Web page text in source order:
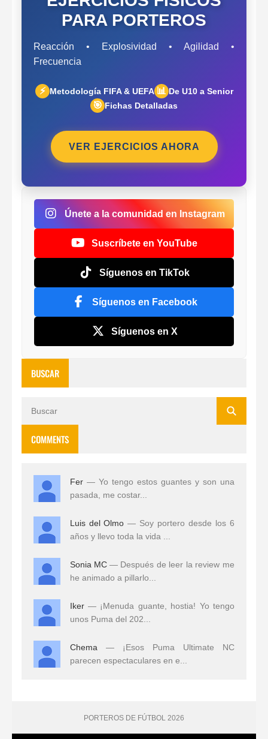
PARA PORTEROS
Reacción • Explosividad • Agilidad •
Frecuencia
⚡ Metodología FIFA & UEFA 📊 De U10 a Senior
🎯 Fichas Detalladas
VER EJERCICIOS AHORA
Únete a la comunidad en Instagram
Suscríbete en YouTube
Síguenos en TikTok
Síguenos en Facebook
Síguenos en X
BUSCAR
COMMENTS
Fer — Yo tengo estos guantes y son una
pasada, me costar...
Luis del Olmo — Soy portero desde los 6
años y llevo toda la vida ...
Sonia MC — Después de leer la review me
he animado a pillarlo...
Iker — ¡Menuda guante, hostia! Yo tengo
unos Puma del 202...
Chema — ¡Esos Puma Ultimate NC
parecen espectaculares en e...
PORTEROS DE FÚTBOL 2026